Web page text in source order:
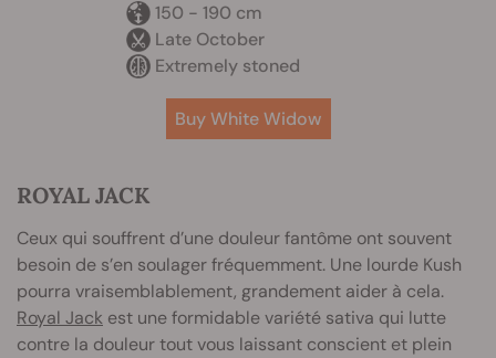
150 - 190 cm
Late October
Extremely stoned
Buy White Widow
ROYAL JACK
Ceux qui souffrent d’une douleur fantôme ont souvent
besoin de s’en soulager fréquemment. Une lourde Kush
pourra vraisemblablement, grandement aider à cela.
Royal Jack est une formidable variété sativa qui lutte
contre la douleur tout vous laissant conscient et plein